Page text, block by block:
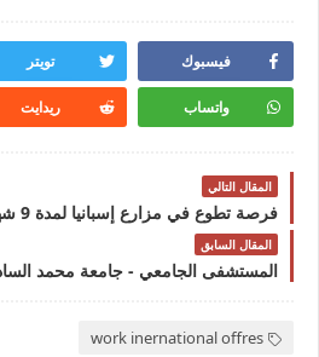
فيسبوك تويتر
واتساب ريدايت
المقال التالي
فرصة تطوع في مزارع إسبانيا لمدة 9 شهور 2025
المقال السابق
work inernational offres